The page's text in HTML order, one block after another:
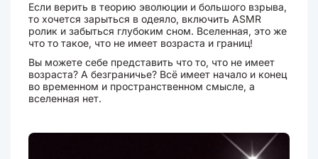
Если верить в теорию эволюции и большого взрыва,
то хочется зарыться в одеяло, включить ASMR
ролик и забыться глубоким сном. Вселенная, это же
что то такое, что не имеет возраста и границ!
Вы можете себе представить что то, что не имеет
возраста? А безграничье? Всё имеет начало и конец
во временном и пространственном смысле, а
вселенная нет.